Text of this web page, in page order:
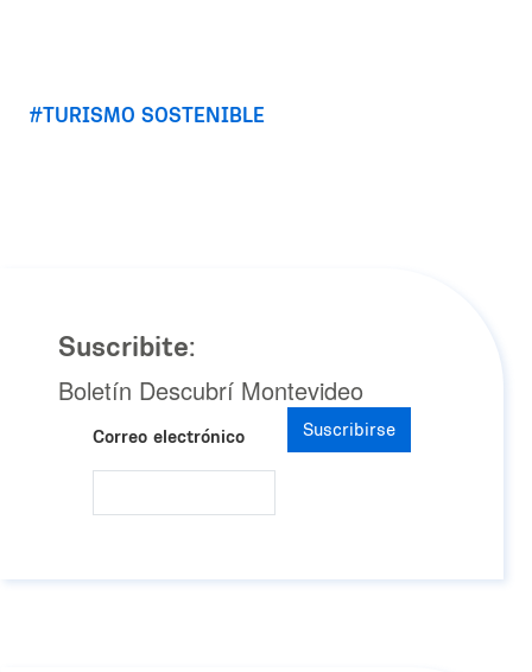
TURISMO SOSTENIBLE
Suscribite:
Boletín Descubrí Montevideo
Correo electrónico Suscribirse